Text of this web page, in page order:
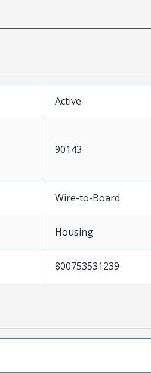
Active
90143
Wire-to-Board
Housing
800753531239